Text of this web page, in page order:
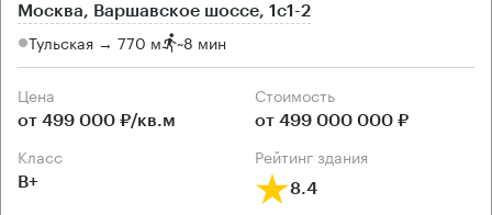
Москва, Варшавское шоссе, 1с1-2
Тульская → 770 м ~8 мин
Цена
от 499 000 ₽/кв.м
Cтоимость
от 499 000 000 ₽
класс
B+
рейтинг здания
8.4